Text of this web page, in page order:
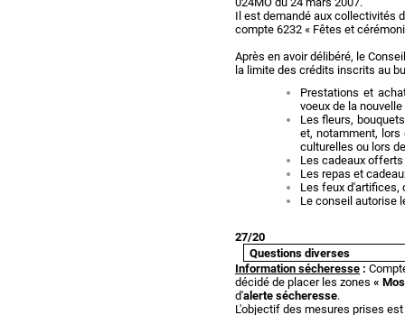
Il est demandé aux collectivités
compte 6232 « Fêtes et
Après en avoir délibéré, le
la limite des crédits inscrits au
Prestations et
voeux de la
Les fleurs,
et, notamment,
culturelles ou lors
Les cadeaux
Les repas et
Les feux
Le conseil autorise
27/20
Questions diverses
Information sécheresse :
décidé de placer les zones «
d'alerte sécheresse.
L'objectif des mesures prises